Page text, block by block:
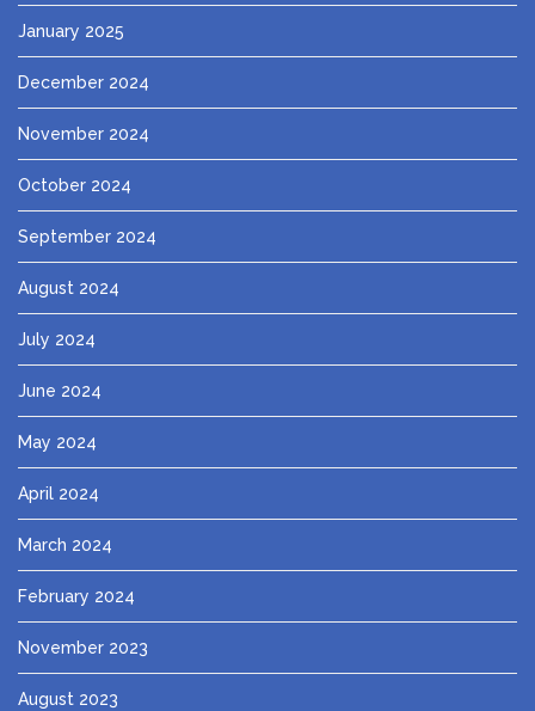
January 2025
December 2024
November 2024
October 2024
September 2024
August 2024
July 2024
June 2024
May 2024
April 2024
March 2024
February 2024
November 2023
August 2023